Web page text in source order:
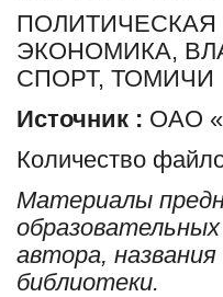
ЭКОНОМИКА,
СПОРТ, ТОМИЧИ
Источник : ОАО
Количество
Материалы
автора,
библиотеки.